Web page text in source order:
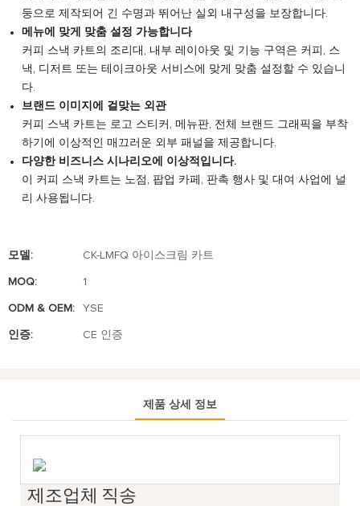
둥으로 제작되어 긴 수명과 뛰어난 실외 내구성을 보장합니다.
메뉴에 맞게 맞춤 설정 가능합니다
커피 스낵 카트의 조리대, 내부 레이아웃 및 기능 구역은 커피, 스
낵, 디저트 또는 테이크아웃 서비스에 맞게 맞춤 설정할 수 있습니
다.
브랜드 이미지에 걸맞는 외관
커피 스낵 카트는 로고 스티커, 메뉴판, 전체 브랜드 그래픽을 부착
하기에 이상적인 매끄러운 외부 패널을 제공합니다.
다양한 비즈니스 시나리오에 이상적입니다.
이 커피 스낵 카트는 노점, 팝업 카페, 판촉 행사 및 대여 사업에 널
리 사용됩니다.
모델: CK-LMFQ 아이스크림 카트
MOQ: 1
ODM & OEM: YSE
인증: CE 인증
제품 상세 정보
제조업체 직송